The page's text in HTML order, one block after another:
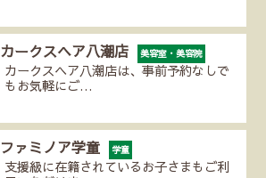
カークスヘア八潮店 美容室・美容院
カークスヘア八潮店は、事前予約なしで
もお気軽にご…
ファミノア学童 学童
支援級に在籍されているお子さまもご利